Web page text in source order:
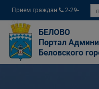
Прием граждан
2-29-
04
БЕЛОВО
Портал
Беловского